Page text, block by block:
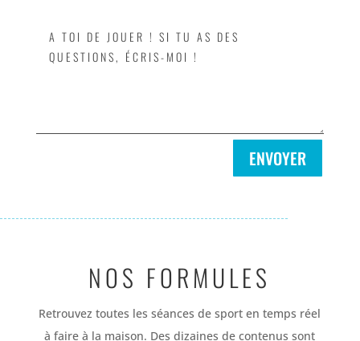
ENVOYER
NOS FORMULES
Retrouvez toutes les séances de sport en temps réel
à faire à la maison. Des dizaines de contenus sont